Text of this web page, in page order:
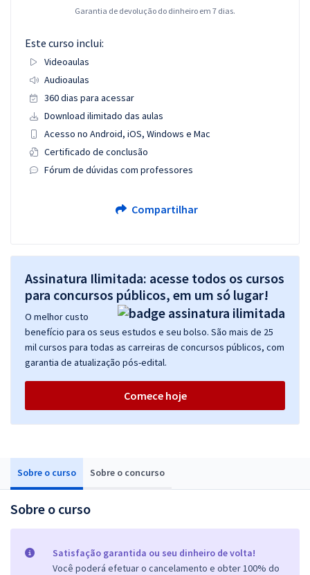
Sobre o curso Sobre o concurso
Sobre o curso
Satisfação garantida ou seu dinheiro de volta!
Você poderá efetuar o cancelamento e obter 100% do
Garantia de devolução do dinheiro em 7 dias.
Este curso inclui:
Videoaulas
Audioaulas
360 dias para acessar
Download ilimitado das aulas
Acesso no Android, iOS, Windows e Mac
Certificado de conclusão
Fórum de dúvidas com professores
Compartilhar
Assinatura Ilimitada: acesse todos os cursos
para concursos públicos, em um só lugar!
O melhor custo
benefício para os seus estudos e seu bolso. São mais de 25
mil cursos para todas as carreiras de concursos públicos, com
garantia de atualização pós-edital.
Comece hoje